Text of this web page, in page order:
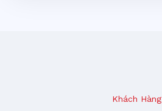
Khách Hàng